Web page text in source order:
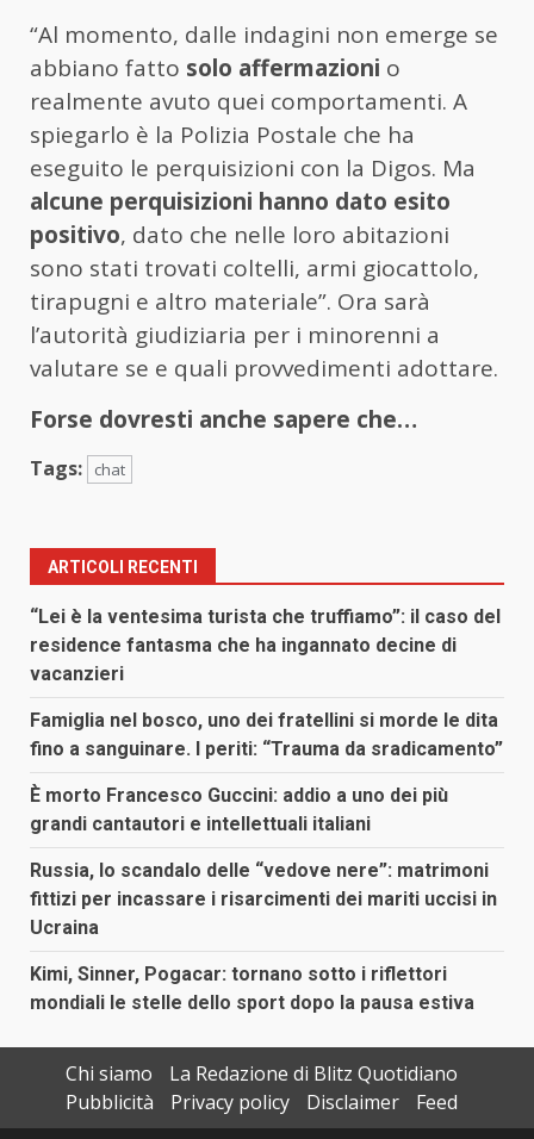
“Al momento, dalle indagini non emerge se
abbiano fatto solo affermazioni o
realmente avuto quei comportamenti. A
spiegarlo è la Polizia Postale che ha
eseguito le perquisizioni con la Digos. Ma
alcune perquisizioni hanno dato esito
positivo, dato che nelle loro abitazioni
sono stati trovati coltelli, armi giocattolo,
tirapugni e altro materiale”. Ora sarà
l’autorità giudiziaria per i minorenni a
valutare se e quali provvedimenti adottare.
Forse dovresti anche sapere che…
Tags: chat
ARTICOLI RECENTI
“Lei è la ventesima turista che truffiamo”: il caso del
residence fantasma che ha ingannato decine di
vacanzieri
Famiglia nel bosco, uno dei fratellini si morde le dita
fino a sanguinare. I periti: “Trauma da sradicamento”
È morto Francesco Guccini: addio a uno dei più
grandi cantautori e intellettuali italiani
Russia, lo scandalo delle “vedove nere”: matrimoni
fittizi per incassare i risarcimenti dei mariti uccisi in
Ucraina
Kimi, Sinner, Pogacar: tornano sotto i riflettori
mondiali le stelle dello sport dopo la pausa estiva
Chi siamo
La Redazione di Blitz Quotidiano
Pubblicità
Privacy policy Disclaimer Feed